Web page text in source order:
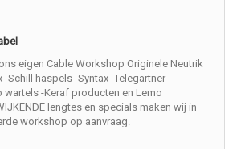
eigen Cable Workshop Originele Neutrik
-Schill haspels -Syntax -Telegartner
wartels -Keraf producten en Lemo
lengtes en specials maken wij in
workshop op aanvraag.